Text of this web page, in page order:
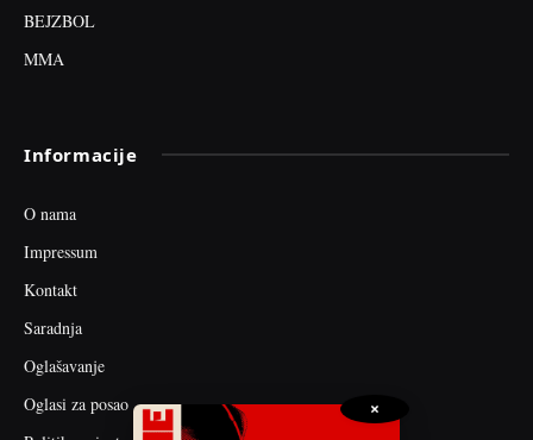
BEJZBOL
MMA
Informacije
O nama
Impressum
Kontakt
Saradnja
Oglašavanje
Oglasi za posao
×